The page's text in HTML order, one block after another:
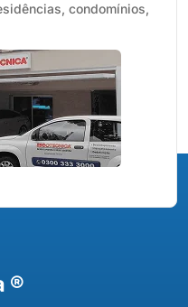
condomínios,
®